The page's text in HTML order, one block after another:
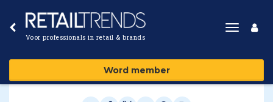
Voor professionals in retail & brands
Toggle
Word member